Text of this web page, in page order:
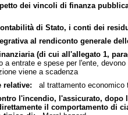
dei vincoli di finanza
di Stato, i conti dei
al rendiconto generale
(di cui all'allegato 1,
entrate e spese per l'ente,
viene a scadenza
relative: al trattamento economico
l'incendio, l'assicurato,
il comportamento di